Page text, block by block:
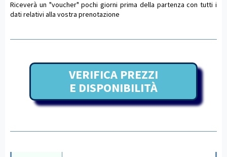
Riceverà un "voucher" pochi giorni prima della partenza con tutti i
dati relativi alla vostra prenotazione
VERIFICA PREZZI
E DISPONIBILITÀ